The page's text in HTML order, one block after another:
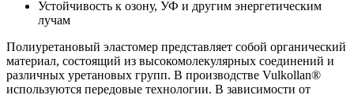
Устойчивость к озону, УФ и другим энергетическим
лучам
Полиуретановый эластомер представляет собой органический
материал, состоящий из высокомолекулярных соединений и
различных уретановых групп. В производстве Vulkollan®
используются передовые технологии. В зависимости от